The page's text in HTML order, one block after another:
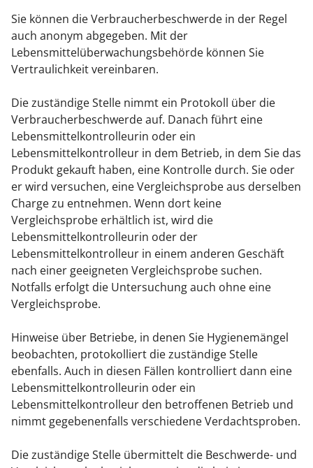
Sie können die Verbraucherbeschwerde in der Regel
auch anonym abgegeben. Mit der
Lebensmittelüberwachungsbehörde können Sie
Vertraulichkeit vereinbaren.
Die zuständige Stelle nimmt ein Protokoll über die
Verbraucherbeschwerde auf. Danach führt eine
Lebensmittelkontrolleurin oder ein
Lebensmittelkontrolleur in dem Betrieb, in dem Sie das
Produkt gekauft haben, eine Kontrolle durch. Sie oder
er wird versuchen, eine Vergleichsprobe aus derselben
Charge zu entnehmen. Wenn dort keine
Vergleichsprobe erhältlich ist, wird die
Lebensmittelkontrolleurin oder der
Lebensmittelkontrolleur in einem anderen Geschäft
nach einer geeigneten Vergleichsprobe suchen.
Notfalls erfolgt die Untersuchung auch ohne eine
Vergleichsprobe.
Hinweise über Betriebe, in denen Sie Hygienemängel
beobachten, protokolliert die zuständige Stelle
ebenfalls. Auch in diesen Fällen kontrolliert dann eine
Lebensmittelkontrolleurin oder ein
Lebensmittelkontrolleur den betroffenen Betrieb und
nimmt gegebenenfalls verschiedene Verdachtsproben.
Die zuständige Stelle übermittelt die Beschwerde- und